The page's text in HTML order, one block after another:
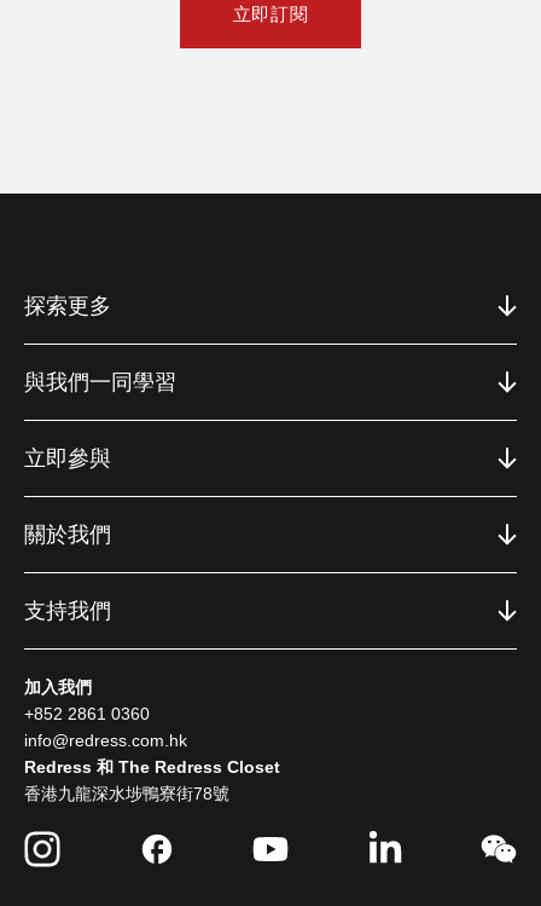
立即訂閱
探索更多
與我們一同學習
立即參與
關於我們
支持我們
加入我們
+852 2861 0360
info@redress.com.hk
Redress 和 The Redress Closet
香港九龍深水埗鴨寮街78號